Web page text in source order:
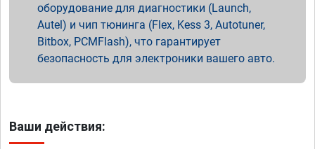
оборудование для диагностики (Launch,
Autel) и чип тюнинга (Flex, Kess 3, Autotuner,
Bitbox, PCMFlash), что гарантирует
безопасность для электроники вашего авто.
Ваши действия: